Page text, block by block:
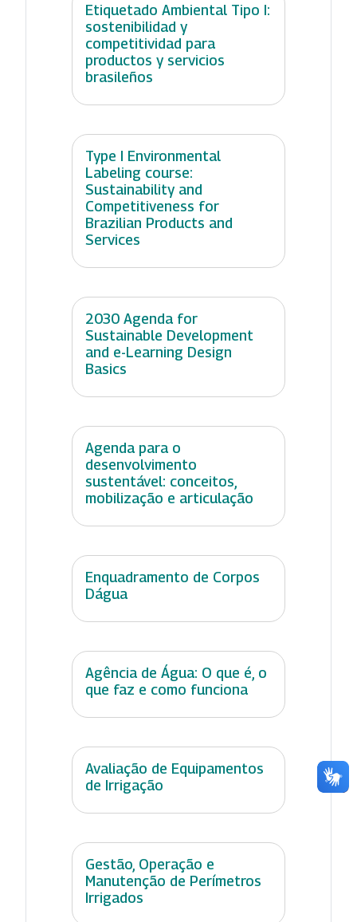
Etiquetado Ambiental Tipo I:
sostenibilidad y
competitividad para
productos y servicios
brasileños
Type I Environmental
Labeling course:
Sustainability and
Competitiveness for
Brazilian Products and
Services
2030 Agenda for
Sustainable Development
and e-Learning Design
Basics
Agenda para o
desenvolvimento
sustentável: conceitos,
mobilização e articulação
Enquadramento de Corpos
Dágua
Agência de Água: O que é, o
que faz e como funciona
Avaliação de Equipamentos
de Irrigação
Gestão, Operação e
Manutenção de Perímetros
Irrigados